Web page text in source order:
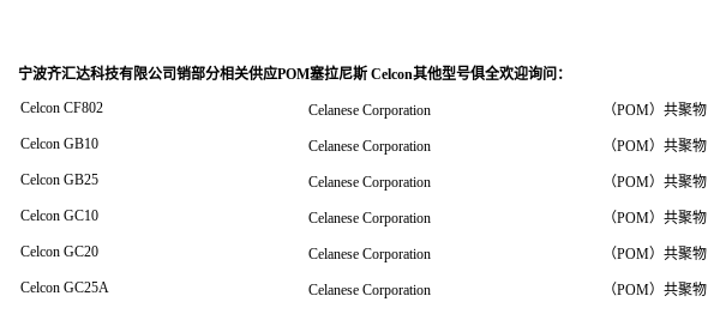
宁波齐汇达科技有限公司销部分相关供应POM塞拉尼斯 Celcon其他型号俱全欢迎询问 ：
Celcon CF802
Celanese Corporation
（POM）共聚物
Celcon GB10
Celanese Corporation
（POM）共聚物
Celcon GB25
Celanese Corporation
（POM）共聚物
Celcon GC10
Celanese Corporation
（POM）共聚物
Celcon GC20
Celanese Corporation
（POM）共聚物
Celcon GC25A
Celanese Corporation
（POM）共聚物